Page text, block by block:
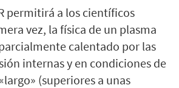
permitirá a los científicos
vez, la física de un plasma
calentado por las
internas y en condiciones de
(superiores a unas